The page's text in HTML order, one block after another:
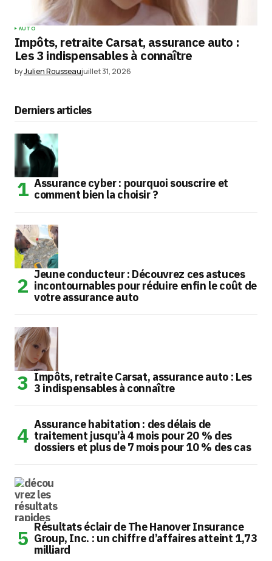
AUTO
Impôts, retraite Carsat, assurance auto :
Les 3 indispensables à connaître
byJulien Rousseaujuillet 31, 2026
Derniers articles
Assurance cyber : pourquoi souscrire et
comment bien la choisir ?
Jeune conducteur : Découvrez ces astuces
incontournables pour réduire enfin le coût de
votre assurance auto
Impôts, retraite Carsat, assurance auto : Les
3 indispensables à connaître
Assurance habitation : des délais de
traitement jusqu’à 4 mois pour 20 % des
dossiers et plus de 7 mois pour 10 % des cas
Résultats éclair de The Hanover Insurance
Group, Inc. : un chiffre d’affaires atteint 1,73
milliard